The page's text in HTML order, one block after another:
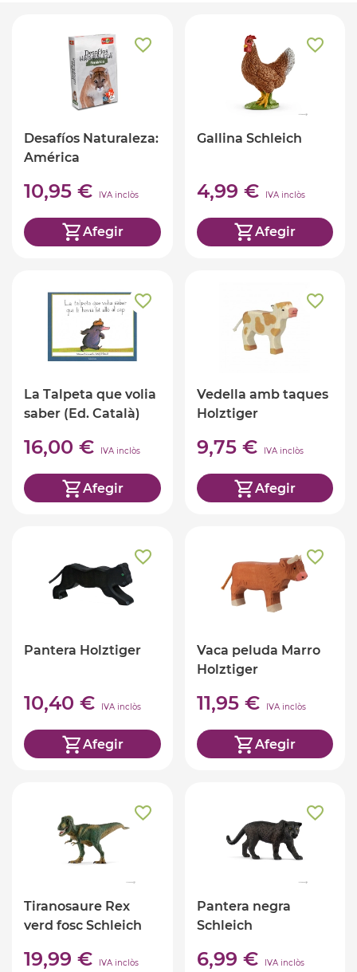
Desafíos Naturaleza:
América
10,95 € IVA inclòs
Afegir
Gallina Schleich
4,99 € IVA inclòs
Afegir
La Talpeta que volia
saber (Ed. Català)
16,00 € IVA inclòs
Afegir
Vedella amb taques
Holztiger
9,75 € IVA inclòs
Afegir
Pantera Holztiger
10,40 € IVA inclòs
Afegir
Vaca peluda Marro
Holztiger
11,95 € IVA inclòs
Afegir
Tiranosaure Rex
verd fosc Schleich
19,99 € IVA inclòs
Pantera negra
Schleich
6,99 € IVA inclòs